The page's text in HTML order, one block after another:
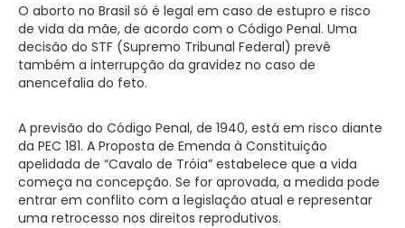
O aborto no Brasil só é legal em caso de estupro e risco
de vida da mãe, de acordo com o Código Penal. Uma
decisão do STF (Supremo Tribunal Federal) prevê
também a interrupção da gravidez no caso de
anencefalia do feto.
A previsão do Código Penal, de 1940, está em risco diante
da PEC 181. A Proposta de Emenda à Constituição
apelidada de “Cavalo de Tróia” estabelece que a vida
começa na concepção. Se for aprovada, a medida pode
entrar em conflito com a legislação atual e representar
uma retrocesso nos direitos reprodutivos.